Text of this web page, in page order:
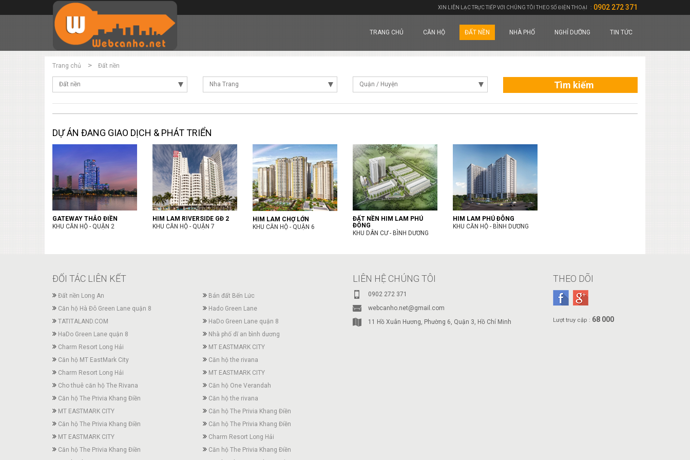
TRANG CHỦ CĂN HỘ ĐẤT NỀN NHÀ PHỐ NGHỈ DƯỠNG TIN TỨC
XIN LIÊN LẠC TRỰC TIẾP VỚI CHÚNG TÔI THEO SỐ ĐIỆN THOẠI : 0902 272 371
Trang chủ Đất nền
Đất nền Nha Trang Quận / Huyện Tìm kiếm
DỰ ÁN ĐANG GIAO DỊCH & PHÁT TRIỂN
GATEWAY THẢO ĐIỀN
KHU CĂN HỘ - QUẬN 2
HIM LAM RIVERSIDE GĐ 2
KHU CĂN HỘ - QUẬN 7
HIM LAM CHỢ LỚN
KHU CĂN HỘ - QUẬN 6
ĐẤT NỀN HIM LAM PHÚ
ĐÔNG
KHU DÂN CƯ - BÌNH DƯƠNG
HIM LAM PHÚ ĐÔNG
KHU CĂN HỘ - BÌNH DƯƠNG
ĐỐI TÁC LIÊN KẾT
Đất nền Long An
Bán đất Bến Lức
Căn hộ Hà Đô Green Lane quận 8
Hado Green Lane
TATITALAND.COM
HaDo Green Lane quận 8
HaDo Green Lane quận 8
Nhà phố dĩ an bình dương
Charm Resort Long Hải
MT EASTMARK CITY
Căn hộ MT EastMark City
Căn hộ the rivana
Charm Resort Long Hải
MT EASTMARK CITY
Cho thuê căn hộ The Rivana
Căn hộ One Verandah
Căn hộ The Privia Khang Điền
Căn hộ the rivana
MT EASTMARK CITY
Căn hộ The Privia Khang Điền
Căn hộ The Privia Khang Điền
Căn hộ The Privia Khang Điền
MT EASTMARK CITY
Charm Resort Long Hải
Căn hộ The Privia Khang Điền
Căn hộ The Privia Khang Điền
LIÊN HỆ CHÚNG TÔI
0902 272 371
webcanho.net@gmail.com
11 Hồ Xuân Hương, Phường 6, Quận 3, Hồ Chí Minh
THEO DÕI
Lượt truy cập : 68 000